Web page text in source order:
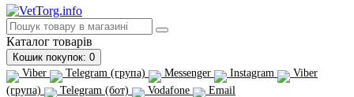
Каталог товарів
Кошик покупок: 0
Viber
Telegram (група) Messenger Instagram
Viber
(група)
Telegram (бот) Vodafone
Email